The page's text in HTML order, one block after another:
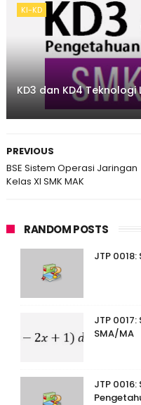
KI-KD
KD3 dan KD4
PREVIOUS
BSE Sistem Operasi Jaringan
Kelas XI SMK MAK
RANDOM POSTS
JTP
JTP
SMA/MA
JTP